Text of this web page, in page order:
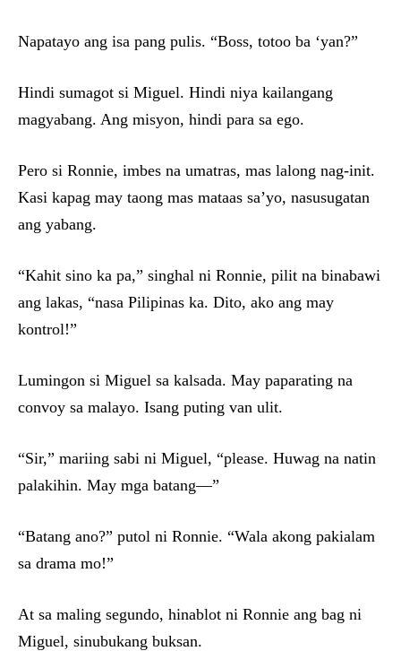
Napatayo ang isa pang pulis. “Boss, totoo ba ‘yan?”
Hindi sumagot si Miguel. Hindi niya kailangang
magyabang. Ang misyon, hindi para sa ego.
Pero si Ronnie, imbes na umatras, mas lalong nag-init.
Kasi kapag may taong mas mataas sa’yo, nasusugatan
ang yabang.
“Kahit sino ka pa,” singhal ni Ronnie, pilit na binabawi
ang lakas, “nasa Pilipinas ka. Dito, ako ang may
kontrol!”
Lumingon si Miguel sa kalsada. May paparating na
convoy sa malayo. Isang puting van ulit.
“Sir,” mariing sabi ni Miguel, “please. Huwag na natin
palakihin. May mga batang—”
“Batang ano?” putol ni Ronnie. “Wala akong pakialam
sa drama mo!”
At sa maling segundo, hinablot ni Ronnie ang bag ni
Miguel, sinubukang buksan.